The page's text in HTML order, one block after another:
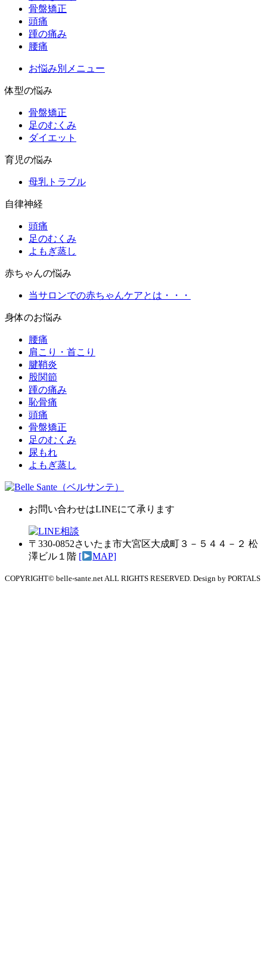
骨盤矯正
頭痛
踵の痛み
腰痛
お悩み別メニュー
体型の悩み
骨盤矯正
足のむくみ
ダイエット
育児の悩み
母乳トラブル
自律神経
頭痛
足のむくみ
よもぎ蒸し
赤ちゃんの悩み
当サロンでの赤ちゃんケアとは・・・
身体のお悩み
腰痛
肩こり・首こり
腱鞘炎
股関節
踵の痛み
恥骨痛
頭痛
骨盤矯正
足のむくみ
尿もれ
よもぎ蒸し
お問い合わせはLINEにて承ります
〒330-0852さいたま市⼤宮区⼤成町３－５４４－２ 松
澤ビル１階 [ MAP]
COPYRIGHT© belle-sante.net ALL RIGHTS RESERVED. Design by PORTALS